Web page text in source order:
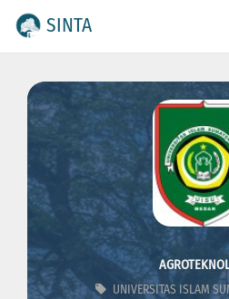
SINTA
UNIVERSITAS ISLAM